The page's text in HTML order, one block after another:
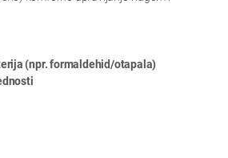
(npr. formaldehid/otapala)